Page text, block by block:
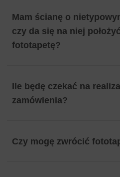
Mam ścianę o
czy da się na niej położyć
fototapetę?
Ile będę czekać na
zamówienia?
Czy mogę zwrócić